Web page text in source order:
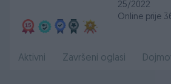
25/2022
Online prije
Aktivni Završeni oglasi